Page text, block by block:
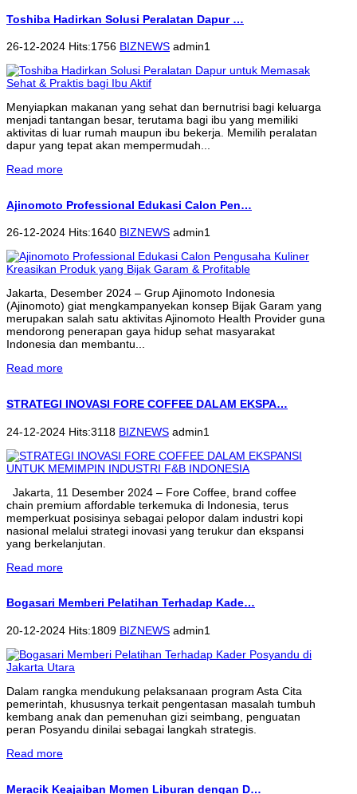
Toshiba Hadirkan Solusi Peralatan Dapur …
26-12-2024 Hits:1756 BIZNEWS admin1
Menyiapkan makanan yang sehat dan bernutrisi bagi keluarga
menjadi tantangan besar, terutama bagi ibu yang memiliki
aktivitas di luar rumah maupun ibu bekerja. Memilih peralatan
dapur yang tepat akan mempermudah...
Read more
Ajinomoto Professional Edukasi Calon Pen…
26-12-2024 Hits:1640 BIZNEWS admin1
Jakarta, Desember 2024 – Grup Ajinomoto Indonesia
(Ajinomoto) giat mengkampanyekan konsep Bijak Garam yang
merupakan salah satu aktivitas Ajinomoto Health Provider guna
mendorong penerapan gaya hidup sehat masyarakat
Indonesia dan membantu...
Read more
STRATEGI INOVASI FORE COFFEE DALAM EKSPA…
24-12-2024 Hits:3118 BIZNEWS admin1
Jakarta, 11 Desember 2024 – Fore Coffee, brand coffee
chain premium affordable terkemuka di Indonesia, terus
memperkuat posisinya sebagai pelopor dalam industri kopi
nasional melalui strategi inovasi yang terukur dan ekspansi
yang berkelanjutan.
Read more
Bogasari Memberi Pelatihan Terhadap Kade…
20-12-2024 Hits:1809 BIZNEWS admin1
Dalam rangka mendukung pelaksanaan program Asta Cita
pemerintah, khususnya terkait pengentasan masalah tumbuh
kembang anak dan pemenuhan gizi seimbang, penguatan
peran Posyandu dinilai sebagai langkah strategis.
Read more
Meracik Keajaiban Momen Liburan dengan D…